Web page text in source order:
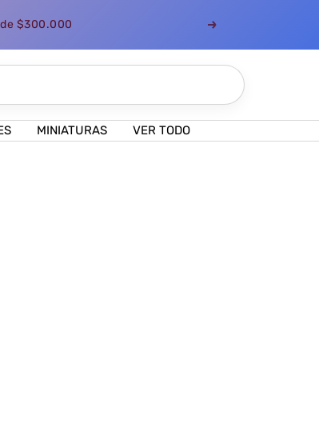
$300.000
Siguiente
MINIATURAS VER TODO